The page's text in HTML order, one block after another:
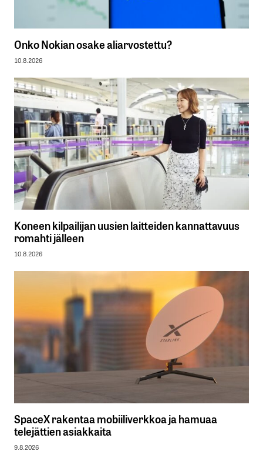
Onko Nokian osake aliarvostettu?
10.8.2026
Koneen kilpailijan uusien laitteiden kannattavuus
romahti jälleen
10.8.2026
SpaceX rakentaa mobiiliverkkoa ja hamuaa
telejättien asiakkaita
9.8.2026